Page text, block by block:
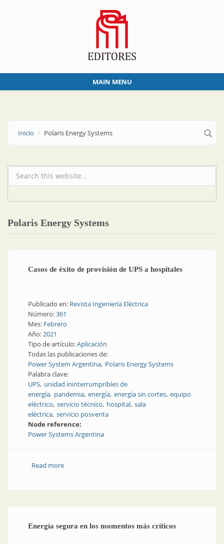
MAIN MENU
Inicio Polaris Energy Systems
Formulario de búsqueda
Polaris Energy Systems
Casos de éxito de provisión de UPS a hospitales
Publicado en: Revista Ingeniería Eléctrica
Número:361
Mes: Febrero
Año:2021
Tipo de artículo:Aplicación
Todas las publicaciones de:
Power System Argentina Polaris Energy Systems
Palabra clave:
UPS unidad ininterrumpribles de
energía pandemia energía energía sin cortes equipo
eléctrico servicio técnico hospital sala
eléctrica servicio posventa
Node reference:
Power Systems Argentina
Read moreabout Casos de éxito de provisión de UPS a
Energía segura en los momentos más críticos